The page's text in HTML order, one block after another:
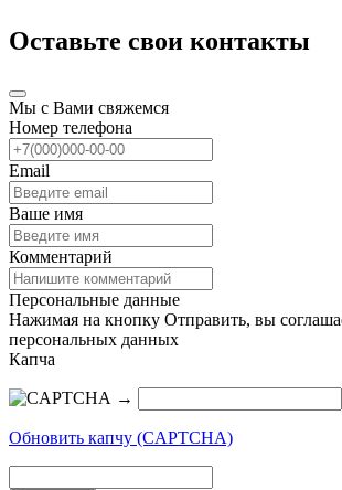
Оставьте свои контакты
Мы с Вами свяжемся
Номер телефона
Email
Ваше имя
Комментарий
Персональные данные
Нажимая на кнопку Отправить, вы
персональных данных
Капча
→
Обновить капчу (CAPTCHA)